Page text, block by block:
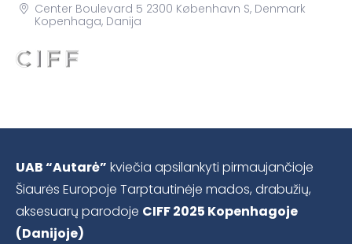
Center Boulevard 5 2300 København S, Denmark
Kopenhaga, Danija
UAB “Autarė” kviečia apsilankyti pirmaujančioje
Šiaurės Europoje Tarptautinėje mados, drabužių,
aksesuarų parodoje CIFF 2025 Kopenhagoje
(Danijoje)